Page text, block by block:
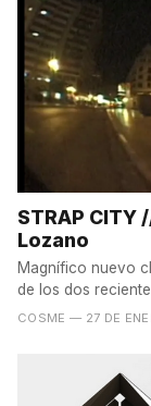
STRAP CITY
Lozano
Magnífico nuevo
de los dos
COSME — 27 DE